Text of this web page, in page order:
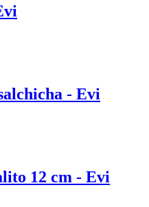
- Evi
12 cm - Evi